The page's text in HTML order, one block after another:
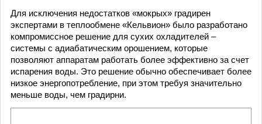
Для исключения недостатков «мокрых» градирен
экспертами в теплообмене «Кельвион» было разработано
компромиссное решение для сухих охладителей –
системы с адиабатическим орошением, которые
позволяют аппаратам работать более эффективно за счет
испарения воды. Это решение обычно обеспечивает более
низкое энергопотребление, при этом требуя значительно
меньше воды, чем градирни.